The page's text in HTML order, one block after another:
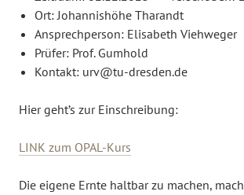
Ort: Johannishöhe Tharandt
Ansprechperson: Elisabeth Viehweger
Prüfer: Prof. Gumhold
Kontakt: urv@tu-dresden.de
Hier geht’s zur Einschreibung:
LINK zum OPAL-Kurs
Die eigene Ernte haltbar zu machen,